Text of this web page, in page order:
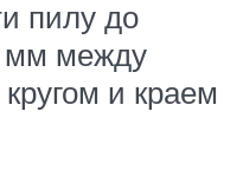
пилу до
мм между
и краем